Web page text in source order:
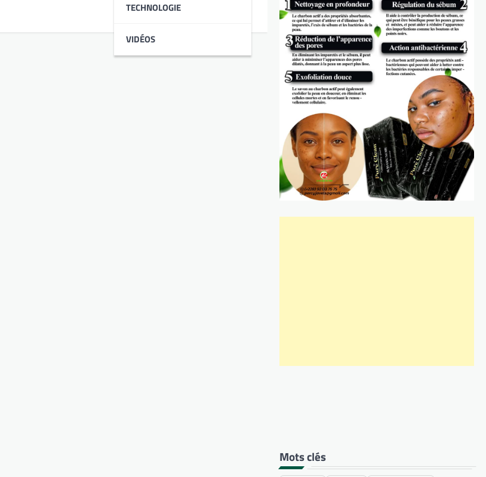
TECHNOLOGIE
VIDÉOS
Mots clés